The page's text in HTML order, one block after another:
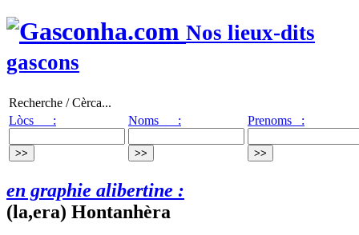
Nos lieux-dits
gascons
Recherche / Cèrca...
Lòcs :
Noms : Prenoms :
en graphie alibertine :
(la,era) Hontanhèra